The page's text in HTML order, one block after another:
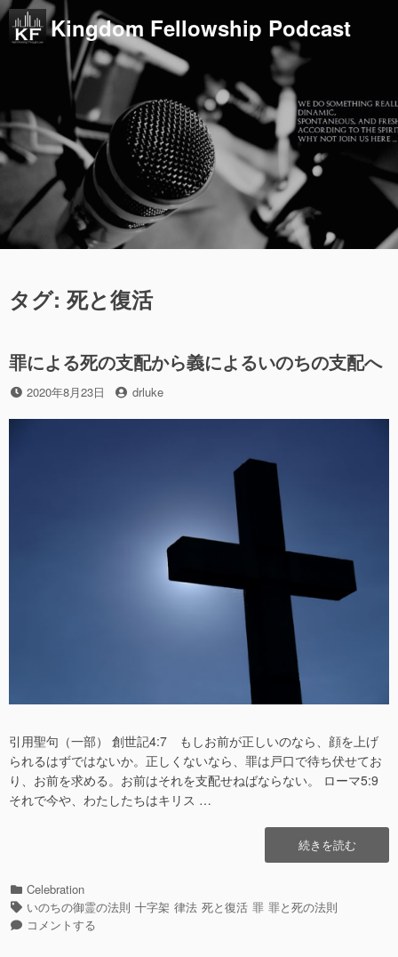
コ
ス
キ
ッ
Kingdom Fellowship Podcast
タグ: 死と復活
罪による死の支配から義によるいのちの支配へ
投
2020年8月23日
投
drluke
引用聖句（一部） 創世記4:7 もしお前が正しいのなら、顔を上げ
られるはずではないか。正しくないなら、罪は戸口で待ち伏せてお
り、お前を求める。お前はそれを支配せねばならない。 ローマ5:9
それで今や、わたしたちはキリス …
“罪
に
死
続きを読む
カ
テ
ゴ
Celebration
タ
グ
いのちの御霊の法則 十字架 律法 死と復活 罪 罪と死の法則
罪
コメントする